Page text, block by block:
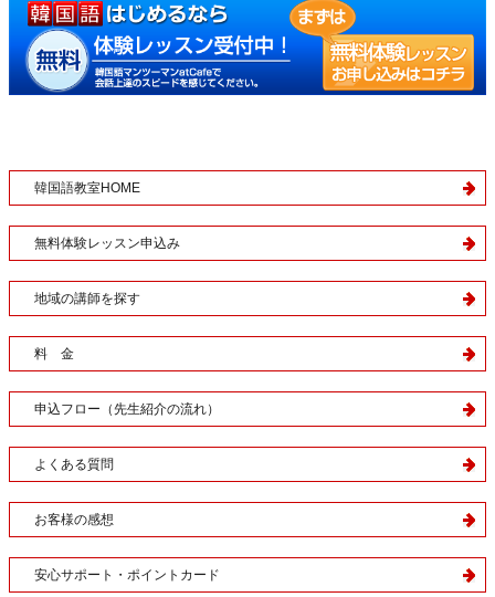
韓国語教室HOME
無料体験レッスン申込み
地域の講師を探す
料 金
申込フロー（先生紹介の流れ）
よくある質問
お客様の感想
安心サポート・ポイントカード